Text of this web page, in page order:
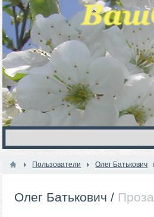
Пользователи Олег Батькович
Олег Батькович / Проза